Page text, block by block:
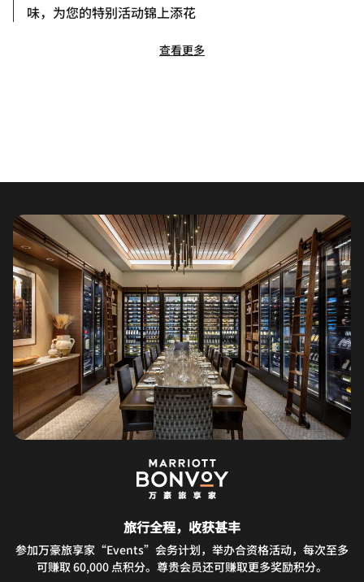
味，为您的特别活动锦上添花
查看更多
旅行全程，收获甚丰
参加万豪旅享家“Events”会务计划，举办合资格活动，每次至多
可赚取 60,000 点积分。尊贵会员还可赚取更多奖励积分。